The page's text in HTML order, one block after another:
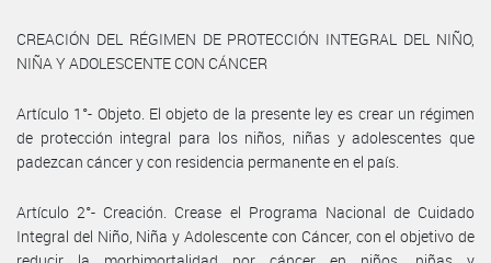
CREACIÓN DEL RÉGIMEN DE PROTECCIÓN INTEGRAL DEL NIÑO,
NIÑA Y ADOLESCENTE CON CÁNCER
Artículo 1°- Objeto. El objeto de la presente ley es crear un régimen
de protección integral para los niños, niñas y adolescentes que
padezcan cáncer y con residencia permanente en el país.
Artículo 2°- Creación. Crease el Programa Nacional de Cuidado
Integral del Niño, Niña y Adolescente con Cáncer, con el objetivo de